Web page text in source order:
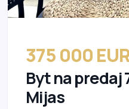
375 000
Byt na predaj
Mijas